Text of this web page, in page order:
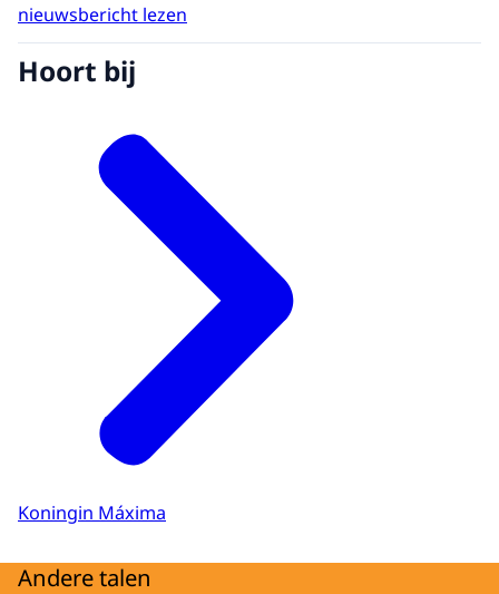
nieuwsbericht lezen
Hoort bij
Koningin Máxima
Andere talen